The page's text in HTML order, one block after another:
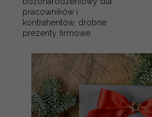
pracowników i
kontrahentów, drobne
prezenty firmowe